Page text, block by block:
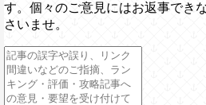
す。個々のご意見にはお返事でき
さいませ。